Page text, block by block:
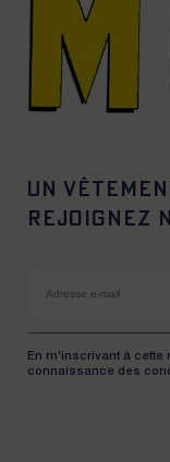
Un
Rejoignez
En m'inscrivant à cette
connaissance des